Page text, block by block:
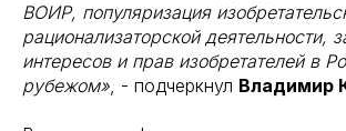
ВОИР, популяризация
рационализаторской деятельности,
интересов и прав изобретателей в
рубежом», - подчеркнул Владимир